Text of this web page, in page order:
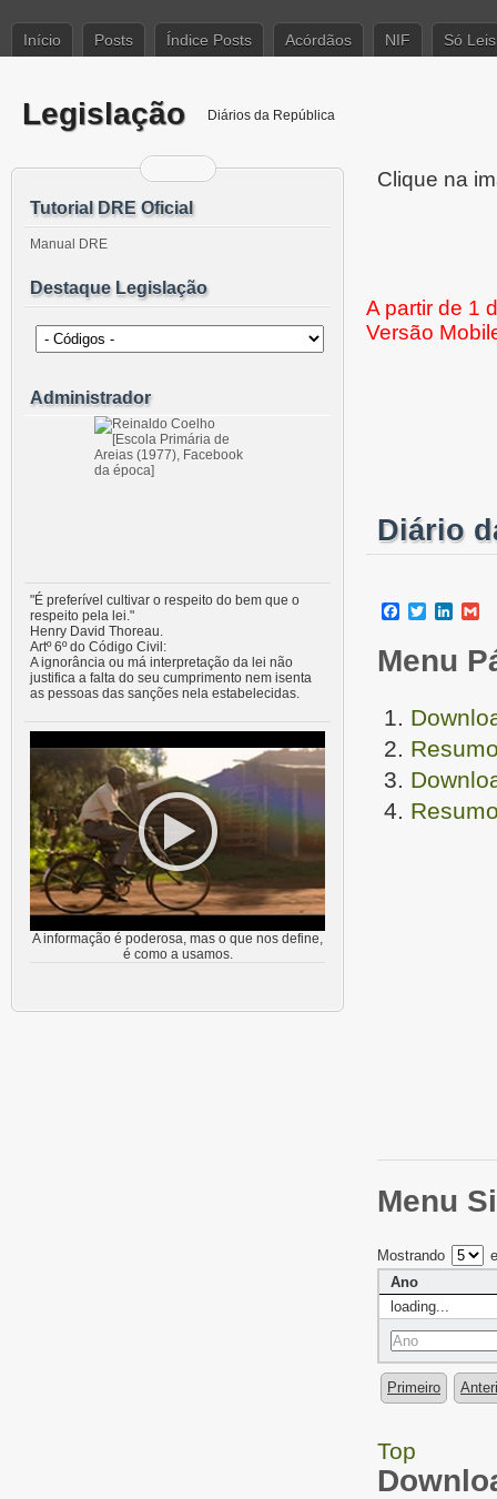
Início Posts Índice Posts Acórdãos NIF Só Leis
Legislação Diários da República
Clique na
A partir de 1
Versão
Diário
Facebook
Twitter
Menu
Menu
Mostrando
Ano
loading...
Primeiro
Top
Tutorial DRE Oficial
Manual DRE
Destaque Legislação
Administrador
"É preferível cultivar o respeito do bem que o
respeito pela lei."
Henry David Thoreau.
Artº 6º do Código Civil:
A ignorância ou má interpretação da lei não
justifica a falta do seu cumprimento nem isenta
as pessoas das sanções nela estabelecidas.
A informação é poderosa, mas o que nos define,
é como a usamos.